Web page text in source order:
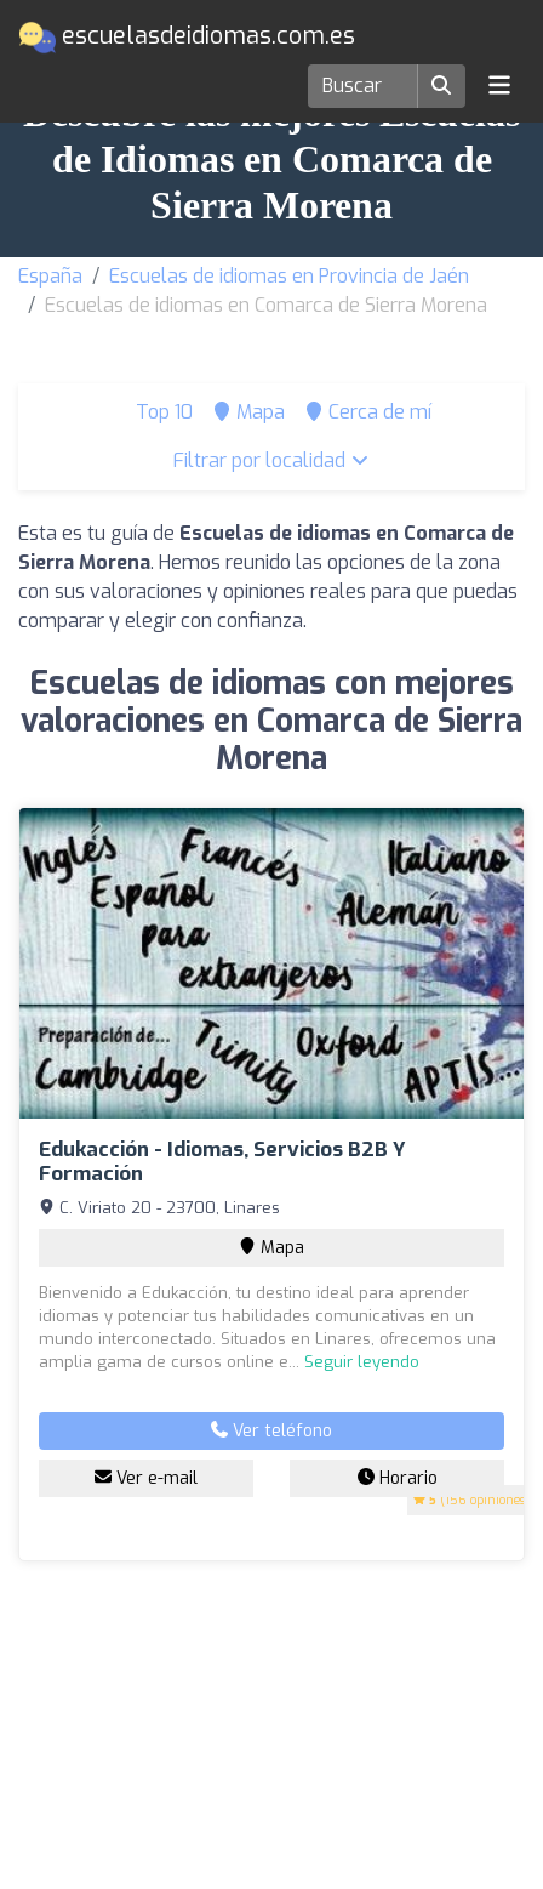
escuelasdeidiomas.com.es
Descubre las mejores Escuelas
de Idiomas en Comarca de
Sierra Morena
España
Escuelas de idiomas en Provincia de Jaén
Escuelas de idiomas en Comarca de Sierra Morena
Top 10 Mapa
Cerca de mí
Filtrar por localidad
Esta es tu guía de Escuelas de idiomas en Comarca de
Sierra Morena. Hemos reunido las opciones de la zona
con sus valoraciones y opiniones reales para que puedas
comparar y elegir con confianza.
Escuelas de idiomas con mejores
valoraciones en Comarca de Sierra
Morena
Edukacción - Idiomas, Servicios B2B Y
Formación
5 (156 opiniones)
C. Viriato 20 - 23700, Linares
Mapa
Bienvenido a Edukacción, tu destino ideal para aprender
idiomas y potenciar tus habilidades comunicativas en un
mundo interconectado. Situados en Linares, ofrecemos una
amplia gama de cursos online e... Seguir leyendo
Ver teléfono
Ver e-mail Horario